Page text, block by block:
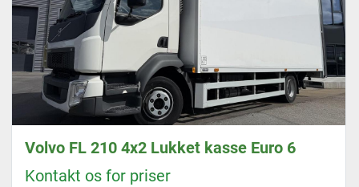
Volvo FL 210 4x2 Lukket kasse Euro 6
Kontakt os for priser